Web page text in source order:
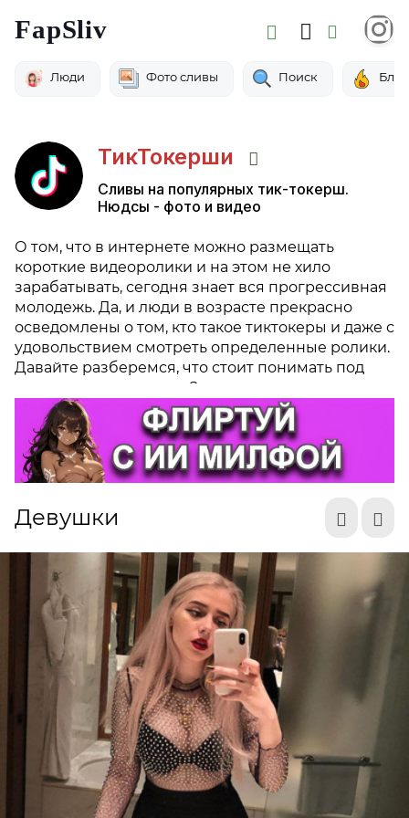
FapSliv
Люди Фото сливы Поиск
ТикТокерши
Сливы на популярных тик-токерш.
Нюдсы - фото и видео
О том, что в интернете можно размещать
короткие видеоролики и на этом не хило
зарабатывать, сегодня знает вся прогрессивная
молодежь. Да, и люди в возрасте прекрасно
осведомлены о том, кто такое тиктокеры и даже с
удовольствием смотреть определенные ролики.
Давайте разберемся, что стоит понимать под
понятием «тиктокеры»?
Креативные люди, которые снимают
коротенькие ролики и выкладывают их в сеть
Интернет и называются тиктокерами. Вообще
для этих целей в свое время была
предназначена платформа Тик-Ток. Однако, со
временем тиктокеры нашли способ
выкладывать такие коротенькие ролики и на
А теперь давайте затронем тему тиктокерш, то
есть почему девушки могут зарабатывать на Тик-
Токе миллионы?
И здесь ответ закрыть в самом понятие
«девушка», ведь она, как правило, очень красива,
имеет совсем нелогичную женскую логику, да и
с чувством юмора может отличаться от всех
мужчин мира вместе взятых. А если тиктокерша
начнет снимать ролики из категории «для
взрослых», то ее охваты вырастут в разы. Между
тем, стоит помнить о жестких правилах
выкладывания такого контента, ведь это далеко
не ОнлииФанс.
Девушки